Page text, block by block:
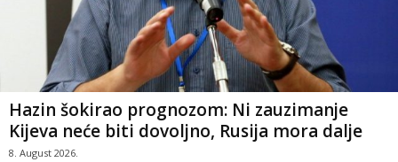
Hazin šokirao prognozom: Ni zauzimanje
Kijeva neće biti dovoljno, Rusija mora dalje
8. August 2026.